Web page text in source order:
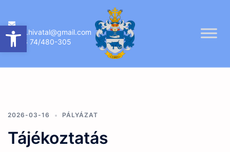
Eszköztár megnyitása
content
ujireg.hivatal@gmail.com
06 74/480-305
2026-03-16 PÁLYÁZAT
Tájékoztatás